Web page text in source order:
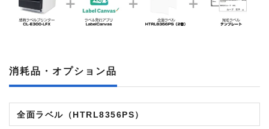
消耗品・オプション品
全面ラベル（HTRL8356PS ）